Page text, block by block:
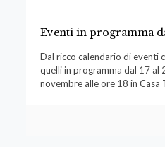
Eventi in programma
Dal ricco calendario di eventi
quelli in programma dal 17 al
novembre alle ore 18 in Casa